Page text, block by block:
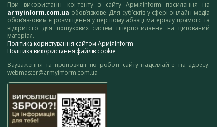
При використанні контенту з сайту АрміяInform посилання на
armyinform.com.ua обов’язкове. Для суб’єктів у сфері онлайн-медіа
обов’язковим є розміщення у першому абзаці матеріалу прямого та
відкритого для пошукових систем гіперпосилання на цитований
матеріал.
Політика користування сайтом АрміяInform
Політика використання файлів cookie
Зауваження та пропозиції по роботі сайту надсилайте на адресу:
webmaster@armyinform.com.ua